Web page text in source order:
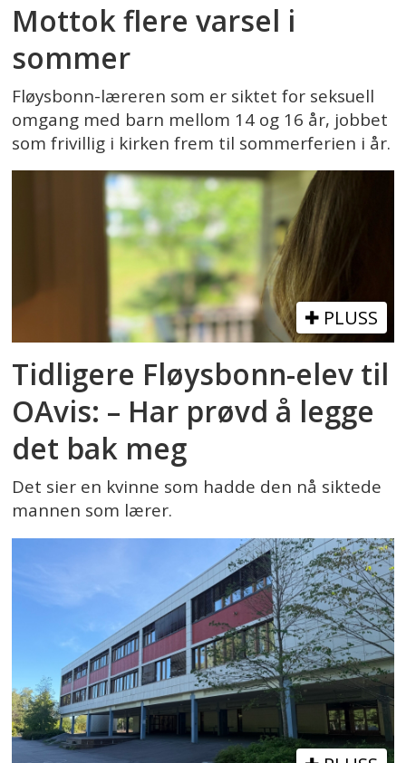
Mottok flere varsel i
sommer
Fløysbonn-læreren som er siktet for seksuell
omgang med barn mellom 14 og 16 år, jobbet
som frivillig i kirken frem til sommerferien i år.
PLUSS
Tidligere Fløysbonn-elev til
OAvis: – Har prøvd å legge
det bak meg
Det sier en kvinne som hadde den nå siktede
mannen som lærer.